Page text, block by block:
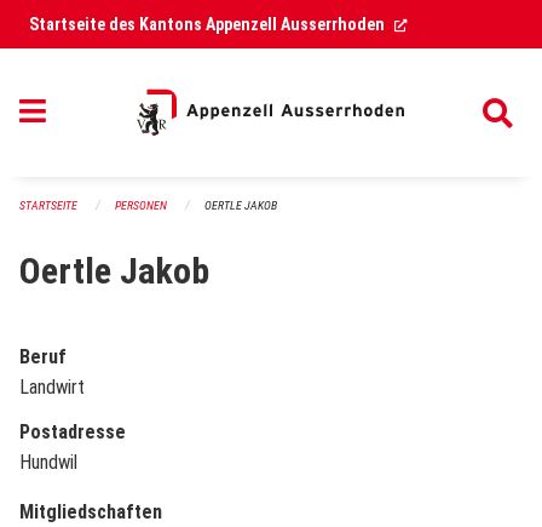
Navigation überspringen
Startseite des Kantons Appenzell Ausserrhoden (External Link)
STARTSEITE PERSONEN OERTLE JAKOB
Oertle Jakob
Beruf
Landwirt
Postadresse
Hundwil
Mitgliedschaften